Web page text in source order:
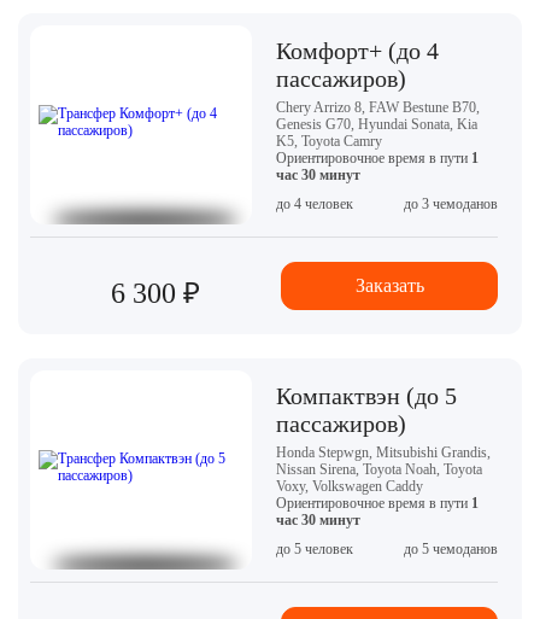
Комфорт+ (до 4
пассажиров)
Chery Arrizo 8, FAW Bestune B70,
Genesis G70, Hyundai Sonata, Kia
K5, Toyota Camry
Ориентировочное время в пути 1
час 30 минут
до 4 человек
до 3 чемоданов
6 300 ₽ Заказать
Компактвэн (до 5
пассажиров)
Honda Stepwgn, Mitsubishi Grandis,
Nissan Sirena, Toyota Noah, Toyota
Voxy, Volkswagen Caddy
Ориентировочное время в пути 1
час 30 минут
до 5 человек
до 5 чемоданов